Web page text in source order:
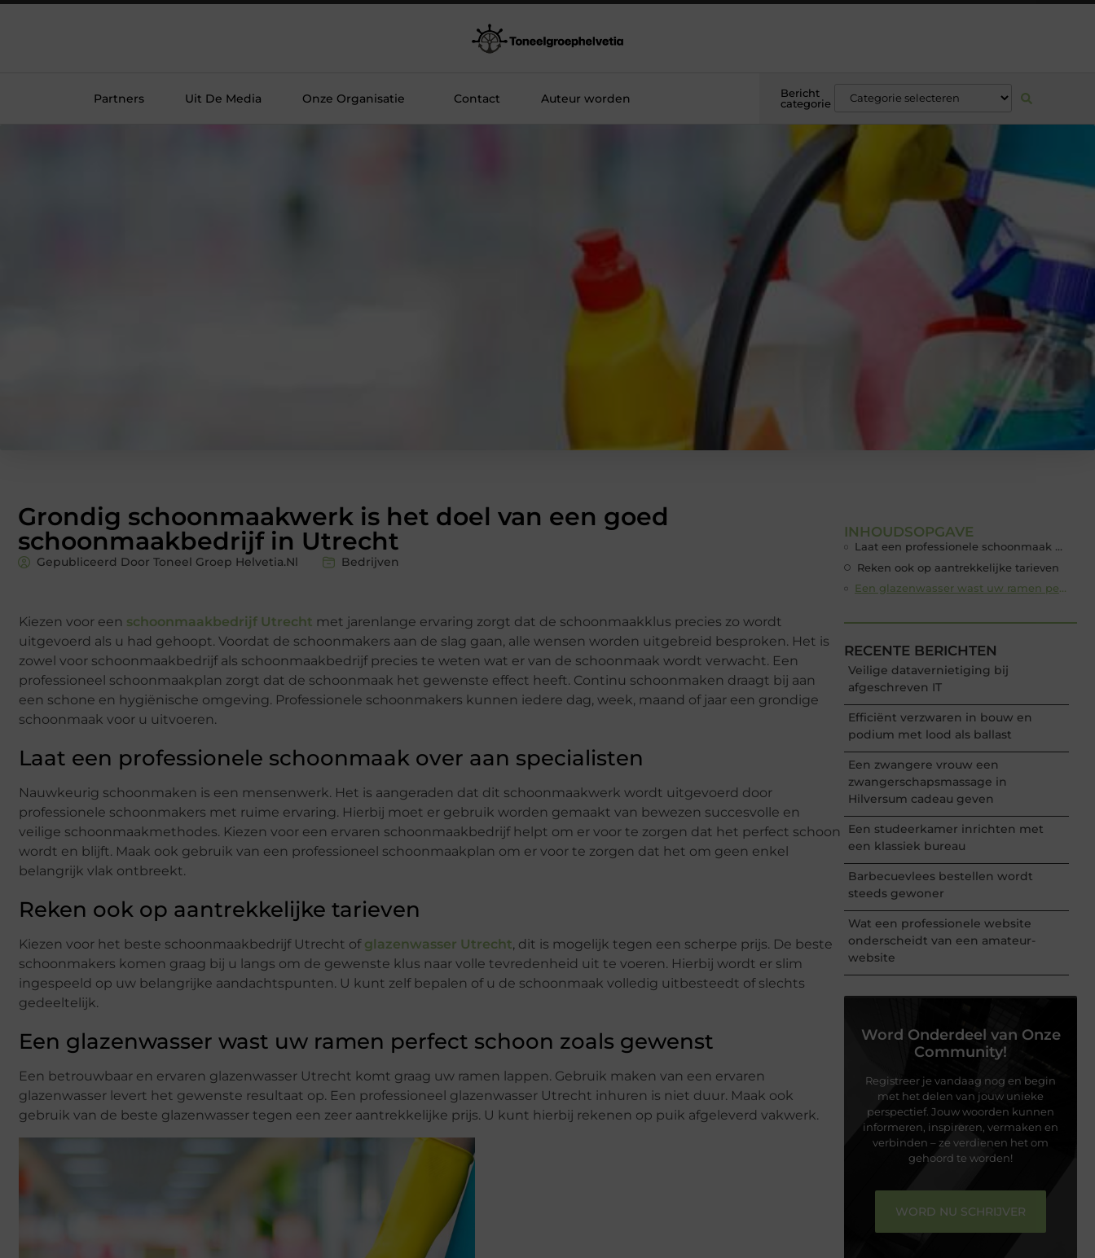
Partners Uit De Media Onze Organisatie Contact Auteur worden
Bericht
categorie
Grondig schoonmaakwerk is het doel van een goed
schoonmaakbedrijf in Utrecht
Gepubliceerd Door Toneel Groep Helvetia.nl Bedrijven
Kiezen voor een schoonmaakbedrijf Utrecht met jarenlange ervaring zorgt dat de schoonmaakklus precies zo wordt
uitgevoerd als u had gehoopt. Voordat de schoonmakers aan de slag gaan, alle wensen worden uitgebreid besproken. Het is
zowel voor schoonmaakbedrijf als schoonmaakbedrijf precies te weten wat er van de schoonmaak wordt verwacht. Een
professioneel schoonmaakplan zorgt dat de schoonmaak het gewenste effect heeft. Continu schoonmaken draagt bij aan
een schone en hygiënische omgeving. Professionele schoonmakers kunnen iedere dag, week, maand of jaar een grondige
schoonmaak voor u uitvoeren.
Laat een professionele schoonmaak over aan specialisten
Nauwkeurig schoonmaken is een mensenwerk. Het is aangeraden dat dit schoonmaakwerk wordt uitgevoerd door
professionele schoonmakers met ruime ervaring. Hierbij moet er gebruik worden gemaakt van bewezen succesvolle en
veilige schoonmaakmethodes. Kiezen voor een ervaren schoonmaakbedrijf helpt om er voor te zorgen dat het perfect schoon
wordt en blijft. Maak ook gebruik van een professioneel schoonmaakplan om er voor te zorgen dat het om geen enkel
belangrijk vlak ontbreekt.
Reken ook op aantrekkelijke tarieven
Kiezen voor het beste schoonmaakbedrijf Utrecht of glazenwasser Utrecht, dit is mogelijk tegen een scherpe prijs. De beste
schoonmakers komen graag bij u langs om de gewenste klus naar volle tevredenheid uit te voeren. Hierbij wordt er slim
ingespeeld op uw belangrijke aandachtspunten. U kunt zelf bepalen of u de schoonmaak volledig uitbesteedt of slechts
gedeeltelijk.
Een glazenwasser wast uw ramen perfect schoon zoals gewenst
Een betrouwbaar en ervaren glazenwasser Utrecht komt graag uw ramen lappen. Gebruik maken van een ervaren
glazenwasser levert het gewenste resultaat op. Een professioneel glazenwasser Utrecht inhuren is niet duur. Maak ook
gebruik van de beste glazenwasser tegen een zeer aantrekkelijke prijs. U kunt hierbij rekenen op puik afgeleverd vakwerk.
INHOUDSOPGAVE
Laat een professionele schoonmaak over aan specialisten
Reken ook op aantrekkelijke tarieven
Een glazenwasser wast uw ramen perfect schoon zoals gewenst
RECENTE BERICHTEN
Veilige datavernietiging bij
afgeschreven IT
Efficiënt verzwaren in bouw en
podium met lood als ballast
Een zwangere vrouw een
zwangerschapsmassage in
Hilversum cadeau geven
Een studeerkamer inrichten met
een klassiek bureau
Barbecuevlees bestellen wordt
steeds gewoner
Wat een professionele website
onderscheidt van een amateur-
website
Word Onderdeel van Onze
Community!
Registreer je vandaag nog en begin
met het delen van jouw unieke
perspectief. Jouw woorden kunnen
informeren, inspireren, vermaken en
verbinden – ze verdienen het om
gehoord te worden!
WORD NU SCHRIJVER